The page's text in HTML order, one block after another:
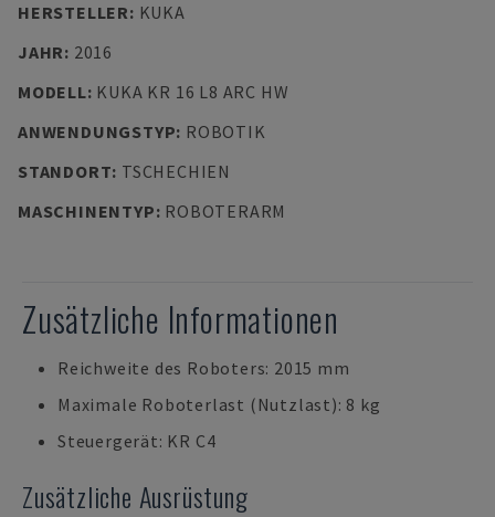
HERSTELLER: KUKA
JAHR: 2016
MODELL: KUKA KR 16 L8 ARC HW
ANWENDUNGSTYP: ROBOTIK
STANDORT: TSCHECHIEN
MASCHINENTYP: ROBOTERARM
Zusätzliche Informationen
Reichweite des Roboters: 2015 mm
Maximale Roboterlast (Nutzlast): 8 kg
Steuergerät: KR C4
Zusätzliche Ausrüstung